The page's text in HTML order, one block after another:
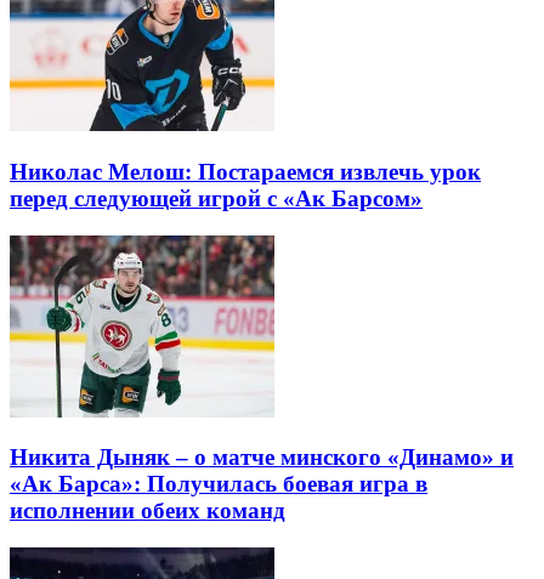
Николас Мелош: Постараемся извлечь урок
перед следующей игрой с «Ак Барсом»
Никита Дыняк – о матче минского «Динамо» и
«Ак Барса»: Получилась боевая игра в
исполнении обеих команд